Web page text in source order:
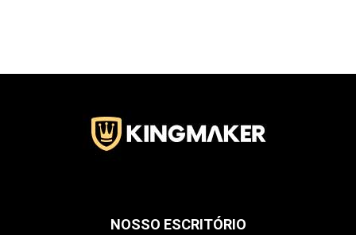
–
NOSSO ESCRITÓRIO